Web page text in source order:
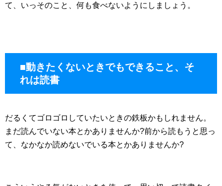
て、いっそのこと、何も食べないようにしましょう。
■動きたくないときでもできること、そ
れは読書
だるくてゴロゴロしていたいときの鉄板かもしれません。
まだ読んでいない本とかありませんか?前から読もうと思っ
て、なかなか読めないでいる本とかありませんか?